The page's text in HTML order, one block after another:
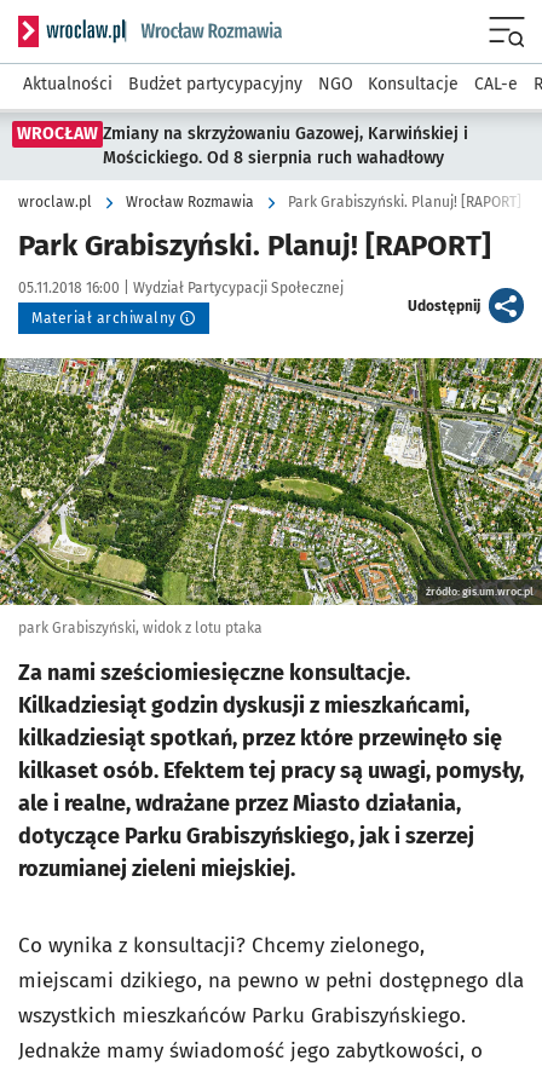
Serwis informacyjny wroclaw.pl podserwis: Rozmawia
Aktualności Budżet partycypacyjny NGO Konsultacje CAL-e
WROCŁAW Zmiany na skrzyżowaniu Gazowej, Karwińskiej i
Mościckiego. Od 8 sierpnia ruch wahadłowy
wroclaw.pl Wrocław Rozmawia Park Grabiszyński. Planuj! [RAPORT]
Park Grabiszyński. Planuj! [RAPORT]
Data publikacji:
05.11.2018 16:00 | Autor:
Wydział Partycypacji Społecznej
Materiał archiwalny
Udostępnijartykuł
Kliknij, aby powiększyć
źródło: gis.um.wroc.pl
park Grabiszyński, widok z lotu ptaka
Za nami sześciomiesięczne konsultacje.
Kilkadziesiąt godzin dyskusji z mieszkańcami,
kilkadziesiąt spotkań, przez które przewinęło się
kilkaset osób. Efektem tej pracy są uwagi, pomysły,
ale i realne, wdrażane przez Miasto działania,
dotyczące Parku Grabiszyńskiego, jak i szerzej
rozumianej zieleni miejskiej.
Co wynika z konsultacji? Chcemy zielonego,
miejscami dzikiego, na pewno w pełni dostępnego dla
wszystkich mieszkańców Parku Grabiszyńskiego.
Jednakże mamy świadomość jego zabytkowości, o